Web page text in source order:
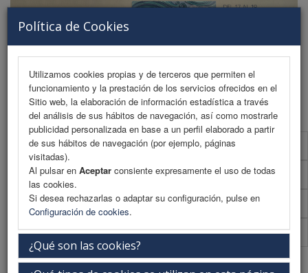
Política de Cookies
Utilizamos cookies propias y de terceros que permiten el
funcionamiento y la prestación de los servicios ofrecidos en el
Sitio web, la elaboración de información estadística a través
del análisis de sus hábitos de navegación, así como mostrarle
publicidad personalizada en base a un perfil elaborado a partir
de sus hábitos de navegación (por ejemplo, páginas
visitadas).
Al pulsar en Aceptar consiente expresamente el uso de todas
las cookies.
Si desea rechazarlas o adaptar su configuración, pulse en
Configuración de cookies.
¿Qué son las cookies?
MENU
Presentación
La ciudad
La sede
Secretaría Técnica
Web Patrocinada